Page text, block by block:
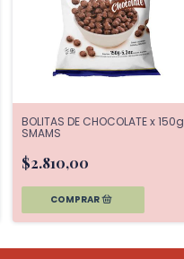
BOLITAS DE CHOCOLATE x 150g
SMAMS
$2.810,00